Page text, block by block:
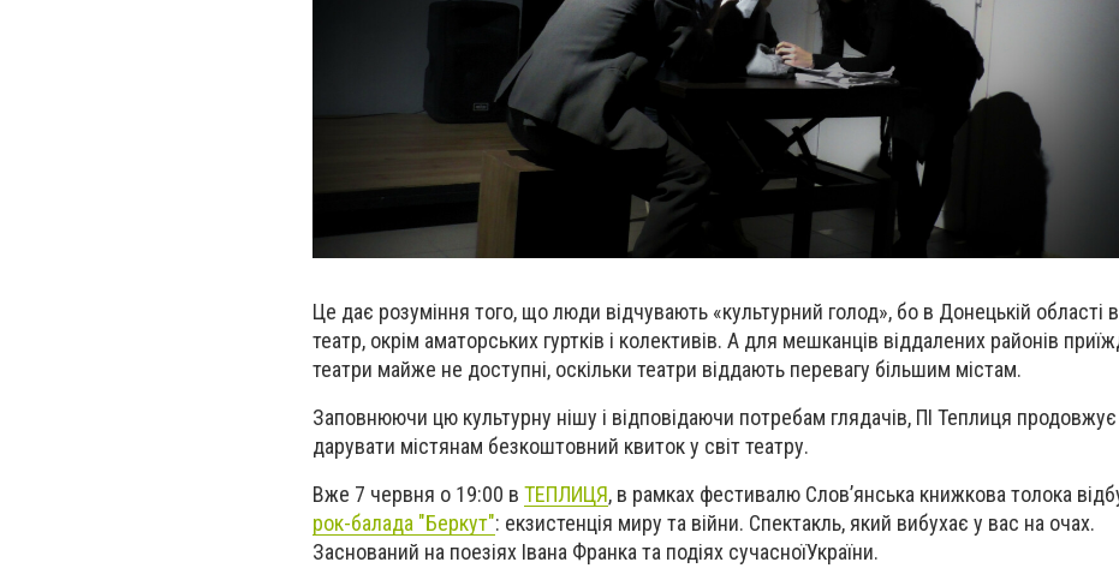
Це дає розуміння того, що люди відчувають «культурний голод», бо в Донецькій області
театр, окрім аматорських гуртків і колективів. А для мешканців віддалених районів
театри майже не доступні, оскільки театри віддають перевагу більшим містам.
Заповнюючи цю культурну нішу і відповідаючи потребам глядачів, ПІ Теплиця продовжує
дарувати містянам безкоштовний квиток у світ театру.
Вже 7 червня о 19:00 в ТЕПЛИЦЯ, в рамках фестивалю Слов’янська книжкова толока
рок-балада "Беркут": екзистенція миру та війни. Спектакль, який вибухає у вас на очах.
Заснований на поезіях Івана Франка та подіях сучасноїУкраїни.